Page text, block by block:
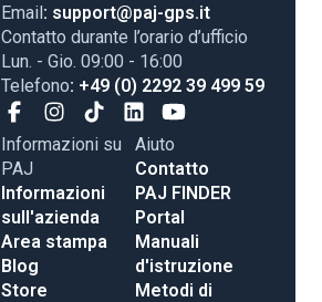
Email: support@paj-gps.it
Contatto durante l’orario d’ufficio
Lun. - Gio. 09:00 - 16:00
Telefono: +49 (0) 2292 39 499 59
Informazioni su
PAJ
Informazioni
sull'azienda
Area stampa
Blog
Store
Aiuto
Contatto
PAJ FINDER
Portal
Manuali
d'istruzione
Metodi di